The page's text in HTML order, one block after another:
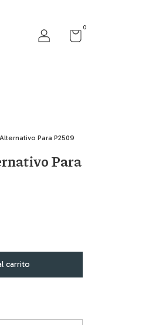
0
Para P2509
Para